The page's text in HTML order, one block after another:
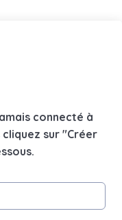
connecté à
sur "Créer